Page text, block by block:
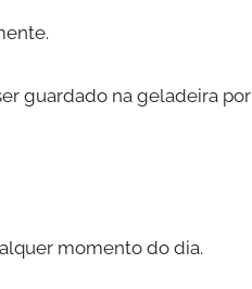
guardado na geladeira por
momento do dia.